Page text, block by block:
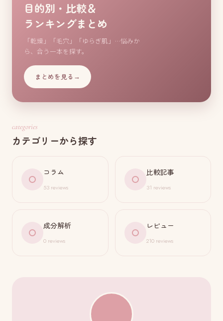
目的別・比較＆
ランキングまとめ
「乾燥」「毛穴」「ゆらぎ肌」…悩みか
ら、合う一本を探す。
まとめを見る →
categories
カテゴリーから探す
コラム
53 reviews
比較記事
31 reviews
成分解析
0 reviews
レビュー
210 reviews